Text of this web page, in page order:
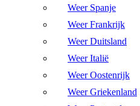
Weer Spanje
Weer Frankrijk
Weer Duitsland
Weer Italië
Weer Oostenrijk
Weer Griekenland